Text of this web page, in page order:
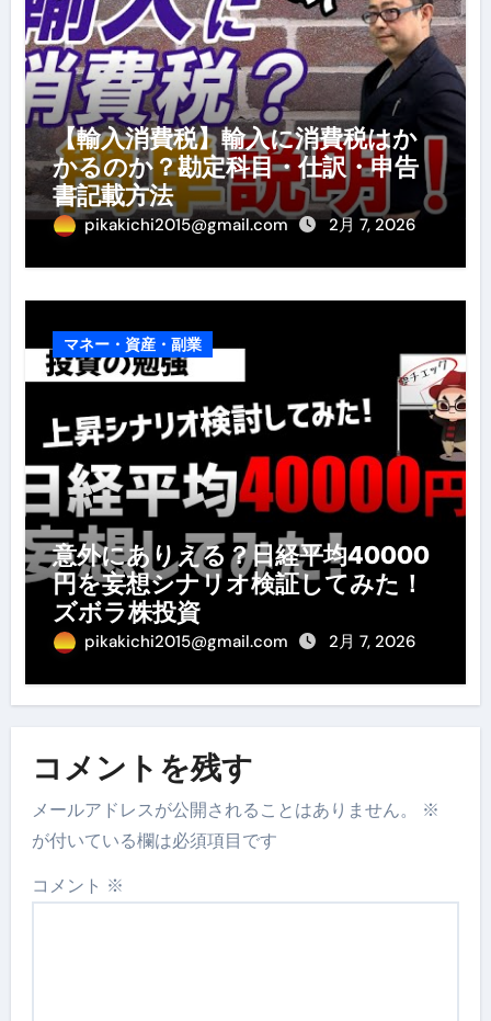
【輸入消費税】輸入に消費税はか
かるのか？勘定科目・仕訳・申告
書記載方法
pikakichi2015@gmail.com 2月 7, 2026
マネー・資産・副業
意外にありえる？日経平均40000
円を妄想シナリオ検証してみた！
ズボラ株投資
pikakichi2015@gmail.com 2月 7, 2026
コメントを残す
メールアドレスが公開されることはありません。
※
が付いている欄は必須項目です
コメント ※